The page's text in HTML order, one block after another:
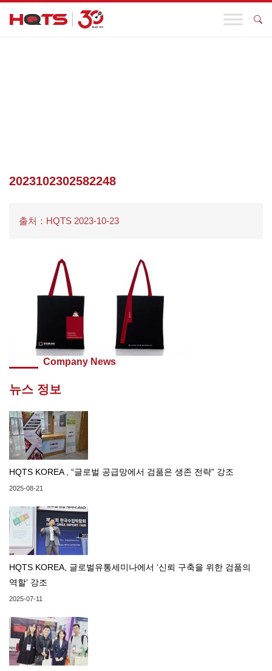
2023102302582248
출처：HQTS 2023-10-23
Company News
뉴스 정보
HQTS KOREA , “글로벌 공급망에서 검품은 생존 전략” 강조
2025-08-21
HQTS KOREA, 글로벌유통세미나에서 ‘신뢰 구축을 위한 검품의
역할’ 강조
2025-07-11